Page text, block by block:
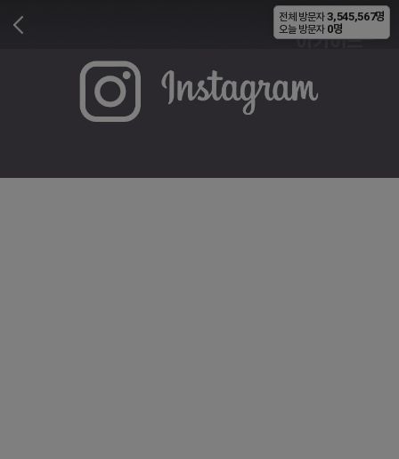
비공개
전체 방문자 3,545,567명
오늘 방문자 0명